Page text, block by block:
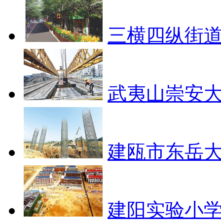
三横四纵街
武夷山崇安
建瓯市东岳
建阳实验小